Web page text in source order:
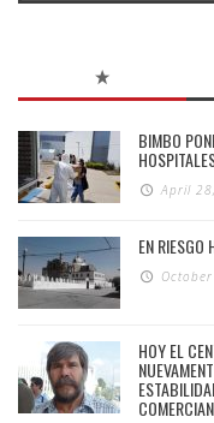
BIMBO
April
EN RIESGO
HOY EL